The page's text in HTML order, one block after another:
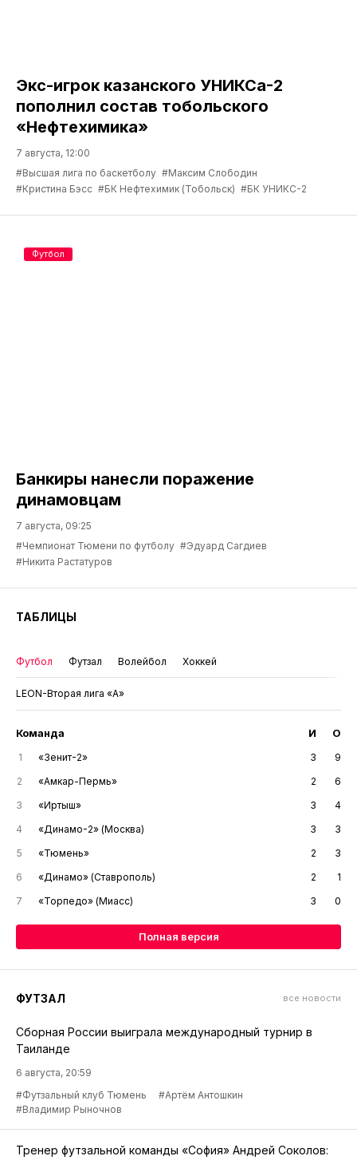
Экс-игрок казанского УНИКСа-2
пополнил состав тобольского
«Нефтехимика»
7 августа, 12:00
#Высшая лига по баскетболу #Максим Слободин
#Кристина Бэсс #БК Нефтехимик (Тобольск) #БК УНИКС-2
Банкиры нанесли поражение
динамовцам
7 августа, 09:25
#Чемпионат Тюмени по футболу #Эдуард Сагдиев
#Никита Растатуров
Футбол
ТАБЛИЦЫ
Футбол Футзал Волейбол Хоккей
LEON-Вторая лига «А»
Команда И О
1 «Зенит-2» 3
9
2
«Амкар-Пермь» 2
6
3
«Иртыш» 3
4
4
«Динамо-2» (Москва) 3
3
5
«Тюмень» 2
3
6
«Динамо» (Ставрополь) 2
1
7
«Торпедо» (Миасс) 3 0
Полная версия
ФУТЗАЛ все новости
Сборная России выиграла международный турнир в
Таиланде
6 августа, 20:59
#Футзальный клуб Тюмень
#Артём Антошкин
#Владимир Рыночнов
Тренер футзальной команды «София» Андрей Соколов: